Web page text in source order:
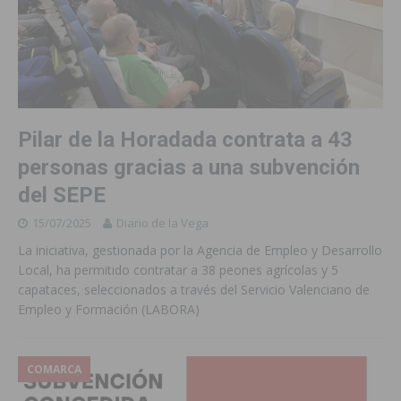
Pilar de la Horadada contrata a 43
personas gracias a una subvención
del SEPE
15/07/2025 Diario de la Vega
La iniciativa, gestionada por la Agencia de Empleo y Desarrollo
Local, ha permitido contratar a 38 peones agrícolas y 5
capataces, seleccionados a través del Servicio Valenciano de
Empleo y Formación (LABORA)
COMARCA